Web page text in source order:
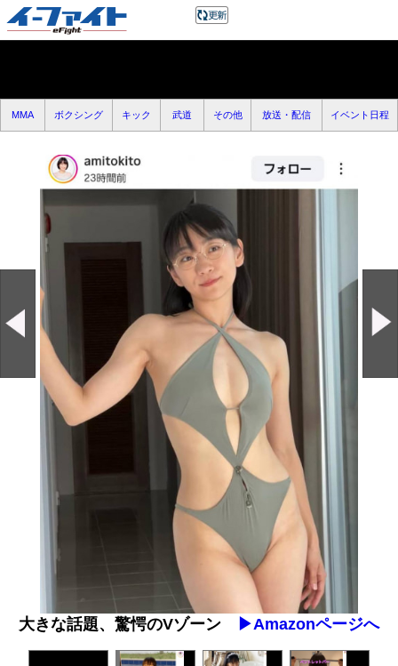
MMA ボクシング キック 武道 その他 放送・配信 イベント日程
大きな話題、驚愕のVゾーン ▶︎Amazonページへ